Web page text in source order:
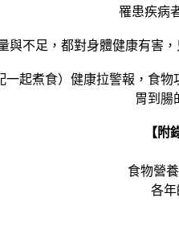
罹患疾病
與不足，都對身體健康有害
起煮食）健康拉警報，食
胃到腸
【附
食物營
各